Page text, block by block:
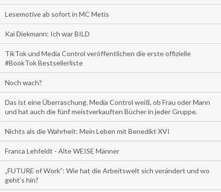
Lesemotive ab sofort in MC Metis
Kai Diekmann: Ich war BILD
TikTok und Media Control veröffentlichen die erste offizielle
#BookTok Bestsellerliste
Noch wach?
Das ist eine Überraschung. Media Control weiß, ob Frau oder Mann
und hat auch die fünf meistverkauften Bücher in jeder Gruppe.
Nichts als die Wahrheit: Mein Leben mit Benedikt XVI
Franca Lehfeldt - Alte WEISE Männer
„FUTURE of Work”: Wie hat die Arbeitswelt sich verändert und wo
geht’s hin?